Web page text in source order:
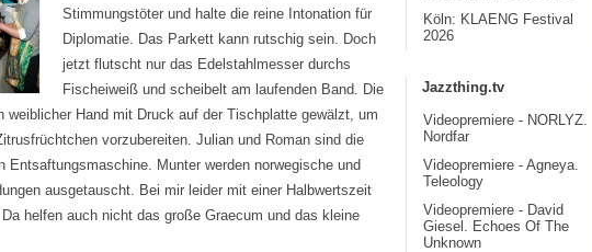
Stimmungstöter und halte die reine Intonation für
Diplomatie. Das Parkett kann rutschig sein. Doch
jetzt flutscht nur das Edelstahlmesser durchs
Fischeiweiß und scheibelt am laufenden Band. Die
weiblicher Hand mit Druck auf der Tischplatte gewälzt, um
vorzubereiten. Julian und Roman sind die
Entsaftungsmaschine. Munter werden norwegische und
ausgetauscht. Bei mir leider mit einer Halbwertszeit
helfen auch nicht das große Graecum und das kleine
Köln: KLAENG Festival
2026
Jazzthing.tv
Videopremiere - NORLYZ.
Nordfar
Videopremiere - Agneya.
Teleology
Videopremiere - David
Giesel. Echoes Of The
Unknown